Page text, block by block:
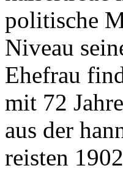
politische
Niveau
Ehefrau
mit 72
aus der
reisten